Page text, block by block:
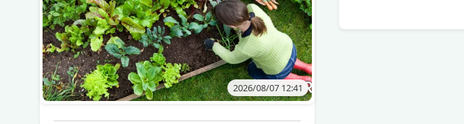
2026/08/07 12:41